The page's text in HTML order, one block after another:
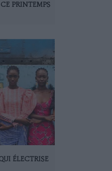
PRINTEMPS
ÉLECTRISE